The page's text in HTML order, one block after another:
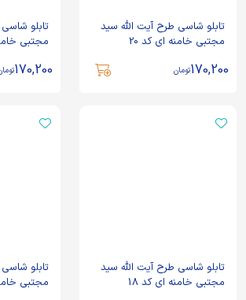
تابلو شاسی طرح آیت الله سید
مجتبی خامنه ای کد 20
170,200تومان
تابلو
مجتبی
170,200
تابلو شاسی طرح آیت الله سید
مجتبی خامنه ای کد 18
تابلو
مجتبی